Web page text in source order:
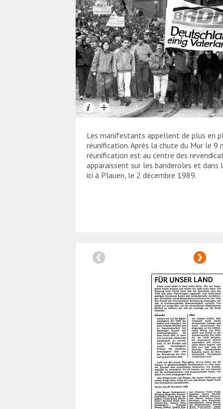
Les manifestants appellent de plus en
réunification. Après la chute du Mur le 9
réunification est au centre des
apparaissent sur les banderoles et dans
ici à Plauen, le 2 décembre 1989.